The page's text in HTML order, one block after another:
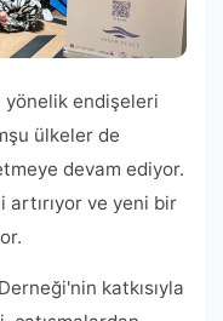
yönelik endişeleri
ülkeler de
devam ediyor.
artırıyor ve yeni bir
katkısıyla